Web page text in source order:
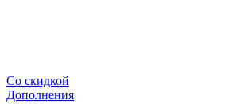
Со скидкой
Дополнения